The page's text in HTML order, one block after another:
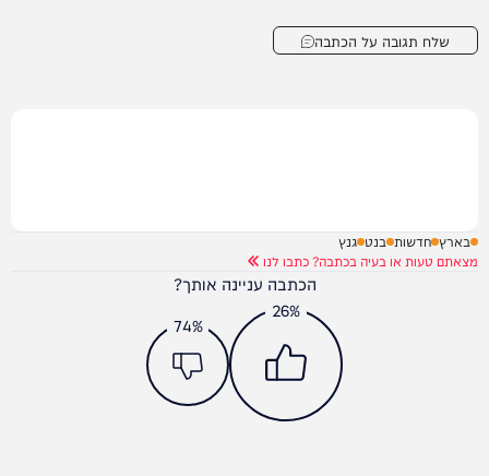
שלח תגובה על הכתבה
בארץ חדשות בנט גנץ
מצאתם טעות או בעיה בכתבה? כתבו לנו
הכתבה עניינה אותך?
26%
74%